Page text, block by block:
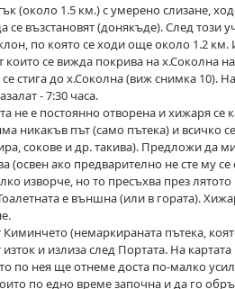
(около 1.5 км.) с умерено слизане,
възстановят (донякъде). След този
по която се ходи още около 1.2 км.
се вижда покрива на х.Соколна
стига до х.Соколна (виж снимка 10).
- 7:30 часа.
не е постоянно отворена и хижаря се
никакъв път (само пътека) и всичко
сокове и др. такива). Предложи да
(освен ако предварително не сте му
изворче, но то пресъхва през лятото
е външна (или в гората).
(немаркираната пътека,
и излиза след Портата. На
по нея ще отнеме доста по-малко
по едно време започна и да го